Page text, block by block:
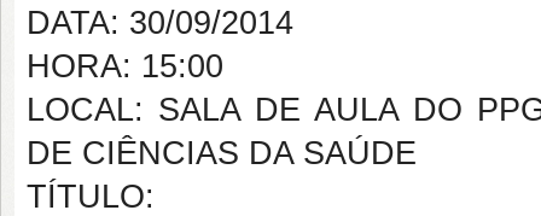
DATA: 30/09/2014
HORA: 15:00
LOCAL: SALA DE AULA DO
DE CIÊNCIAS DA SAÚDE
TÍTULO: